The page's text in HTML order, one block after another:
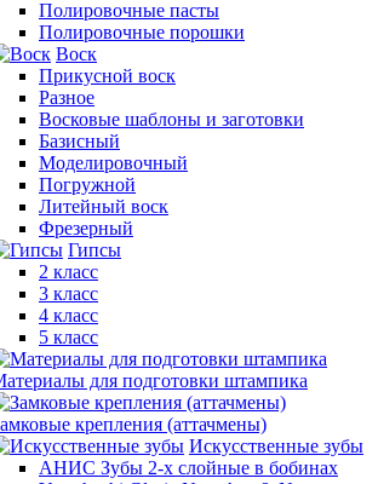
Полировочные пасты
Полировочные порошки
Воск
Прикусной воск
Разное
Восковые шаблоны и заготовки
Базисный
Моделировочный
Погружной
Литейный воск
Фрезерный
Гипсы
2 класс
3 класс
4 класс
5 класс
для подготовки штампика
крепления (аттачмены)
Искусственные зубы
АНИС Зубы 2-х слойные в бобинах